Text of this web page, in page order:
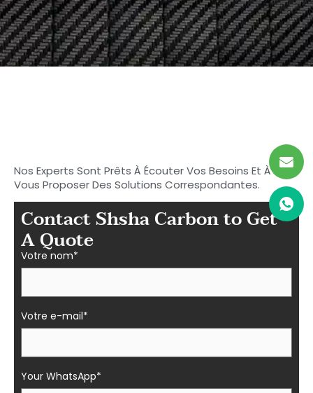
Nos Experts Sont Prêts À Écouter Vos Besoins Et À
Vous Proposer Des Solutions Correspondantes.
Contact Shsha Carbon to Get
A Quote
Votre nom*
Votre e-mail*
Your WhatsApp*